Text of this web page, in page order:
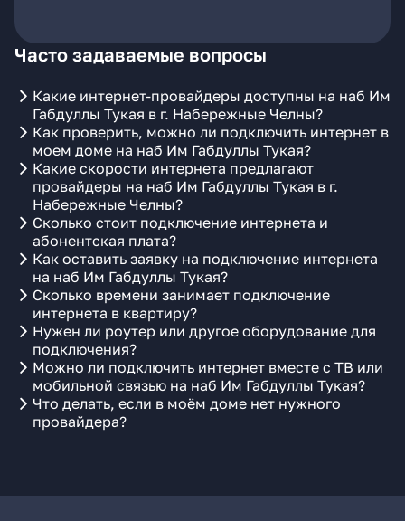
Часто задаваемые вопросы
Какие интернет-провайдеры доступны на наб Им
Габдуллы Тукая в г. Набережные Челны?
Как проверить, можно ли подключить интернет в
моем доме на наб Им Габдуллы Тукая?
Какие скорости интернета предлагают
провайдеры на наб Им Габдуллы Тукая в г.
Набережные Челны?
Сколько стоит подключение интернета и
абонентская плата?
Как оставить заявку на подключение интернета
на наб Им Габдуллы Тукая?
Сколько времени занимает подключение
интернета в квартиру?
Нужен ли роутер или другое оборудование для
подключения?
Можно ли подключить интернет вместе с ТВ или
мобильной связью на наб Им Габдуллы Тукая?
Что делать, если в моём доме нет нужного
провайдера?